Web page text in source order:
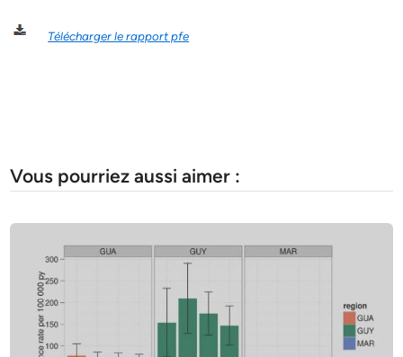
Télécharger le rapport pfe
Vous pourriez aussi aimer :